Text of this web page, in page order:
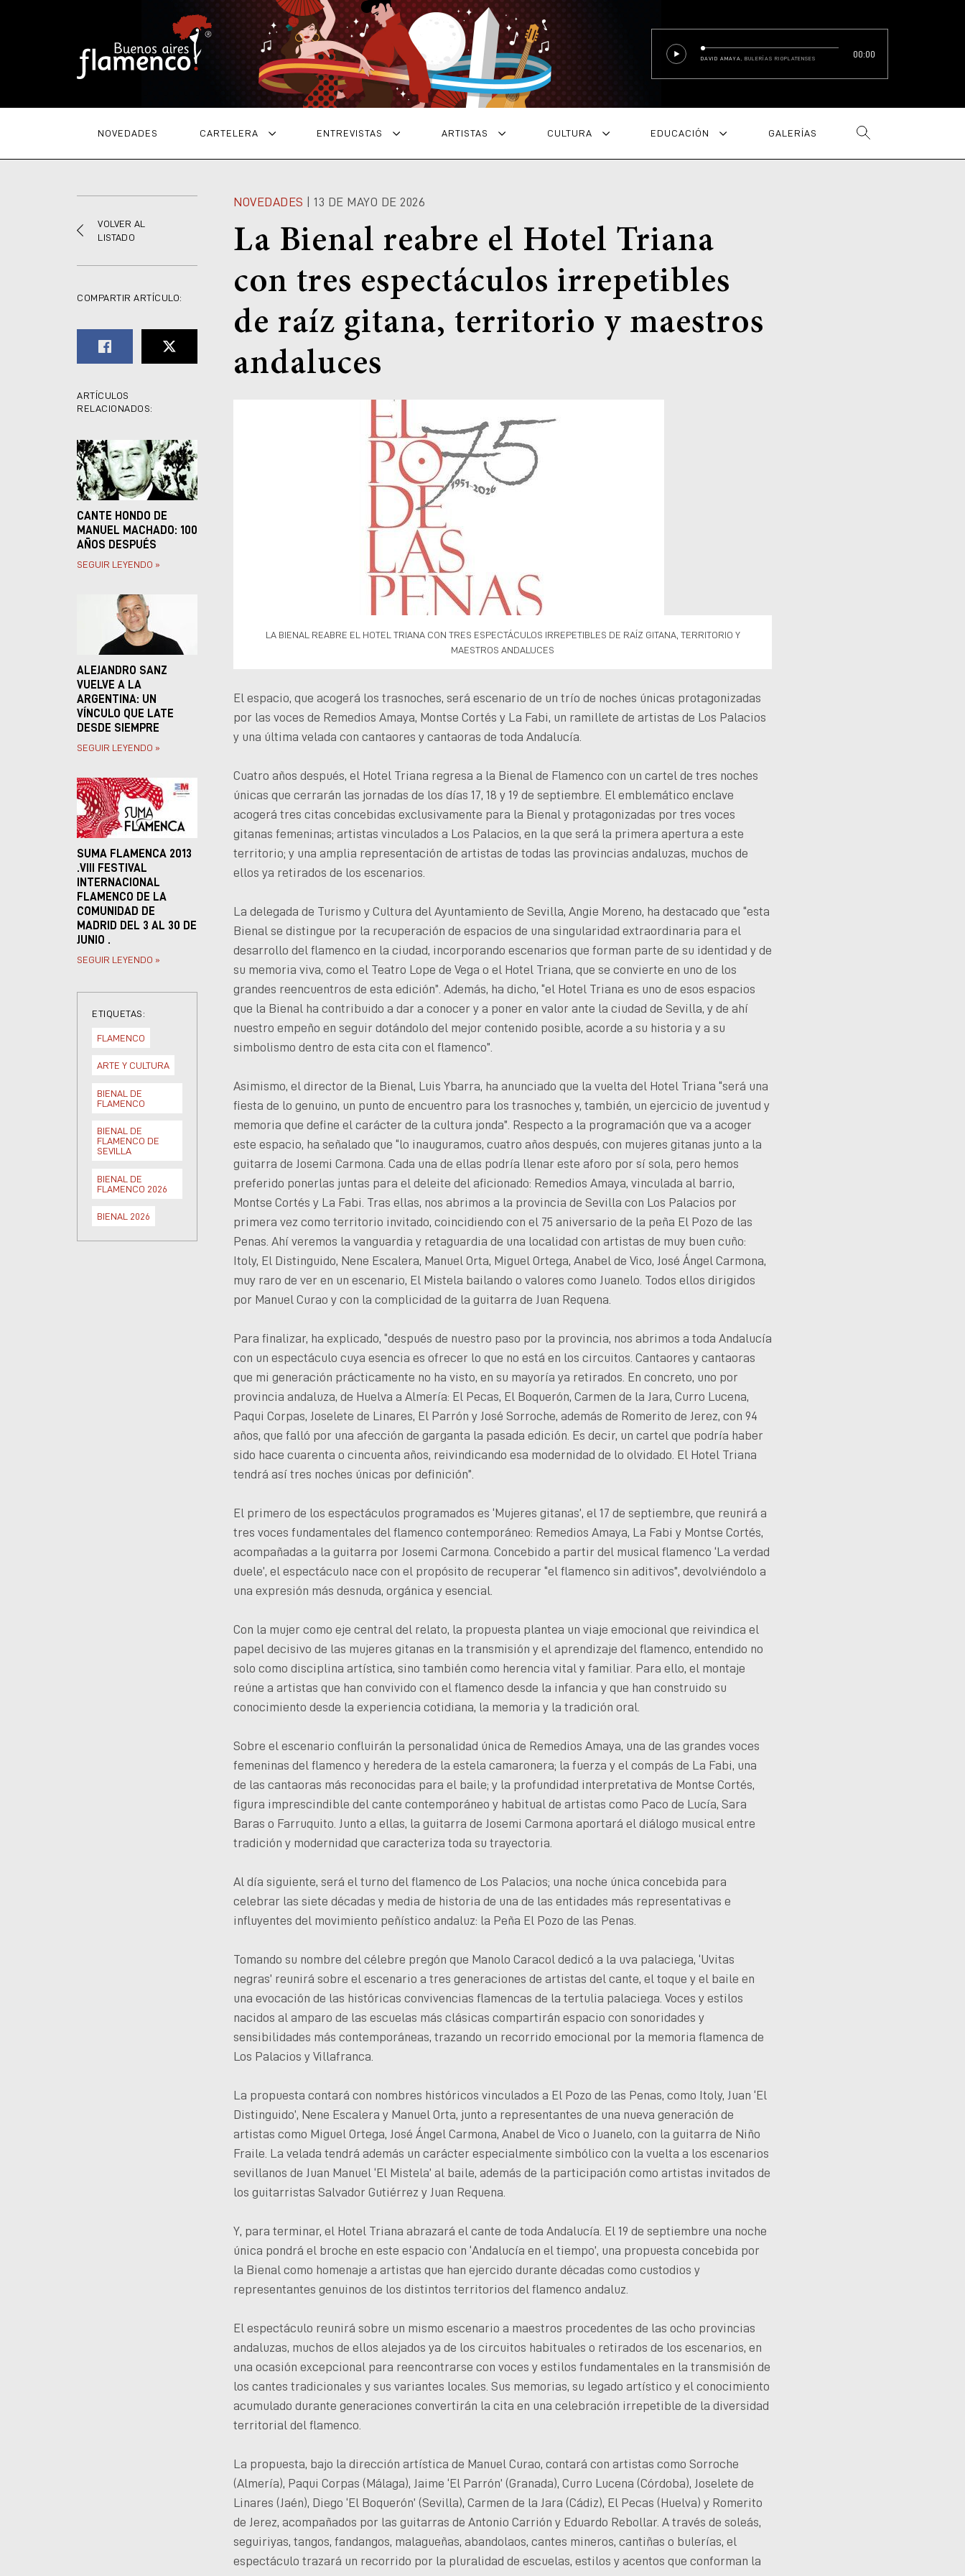
DAVID AMAYA , BULERÍAS RIOPLATENSES 00:00
NOVEDADES CARTELERA ENTREVISTAS ARTISTAS CULTURA EDUCACIÓN GALERÍAS
NOVEDADES | 13 DE MAYO DE 2026
La Bienal reabre el Hotel Triana
con tres espectáculos irrepetibles
de raíz gitana, territorio y maestros
andaluces
LA BIENAL REABRE EL HOTEL TRIANA CON TRES ESPECTÁCULOS IRREPETIBLES DE RAÍZ GITANA, TERRITORIO Y
MAESTROS ANDALUCES
El espacio, que acogerá los trasnoches, será escenario de un trío de noches únicas protagonizadas
por las voces de Remedios Amaya, Montse Cortés y La Fabi, un ramillete de artistas de Los Palacios
y una última velada con cantaores y cantaoras de toda Andalucía.
Cuatro años después, el Hotel Triana regresa a la Bienal de Flamenco con un cartel de tres noches
únicas que cerrarán las jornadas de los días 17, 18 y 19 de septiembre. El emblemático enclave
acogerá tres citas concebidas exclusivamente para la Bienal y protagonizadas por tres voces
gitanas femeninas; artistas vinculados a Los Palacios, en la que será la primera apertura a este
territorio; y una amplia representación de artistas de todas las provincias andaluzas, muchos de
ellos ya retirados de los escenarios.
La delegada de Turismo y Cultura del Ayuntamiento de Sevilla, Angie Moreno, ha destacado que “esta
Bienal se distingue por la recuperación de espacios de una singularidad extraordinaria para el
desarrollo del flamenco en la ciudad, incorporando escenarios que forman parte de su identidad y de
su memoria viva, como el Teatro Lope de Vega o el Hotel Triana, que se convierte en uno de los
grandes reencuentros de esta edición”. Además, ha dicho, “el Hotel Triana es uno de esos espacios
que la Bienal ha contribuido a dar a conocer y a poner en valor ante la ciudad de Sevilla, y de ahí
nuestro empeño en seguir dotándolo del mejor contenido posible, acorde a su historia y a su
simbolismo dentro de esta cita con el flamenco”.
Asimismo, el director de la Bienal, Luis Ybarra, ha anunciado que la vuelta del Hotel Triana “será una
fiesta de lo genuino, un punto de encuentro para los trasnoches y, también, un ejercicio de juventud y
memoria que define el carácter de la cultura jonda”. Respecto a la programación que va a acoger
este espacio, ha señalado que “lo inauguramos, cuatro años después, con mujeres gitanas junto a la
guitarra de Josemi Carmona. Cada una de ellas podría llenar este aforo por sí sola, pero hemos
preferido ponerlas juntas para el deleite del aficionado: Remedios Amaya, vinculada al barrio,
Montse Cortés y La Fabi. Tras ellas, nos abrimos a la provincia de Sevilla con Los Palacios por
primera vez como territorio invitado, coincidiendo con el 75 aniversario de la peña El Pozo de las
Penas. Ahí veremos la vanguardia y retaguardia de una localidad con artistas de muy buen cuño:
Itoly, El Distinguido, Nene Escalera, Manuel Orta, Miguel Ortega, Anabel de Vico, José Ángel Carmona,
muy raro de ver en un escenario, El Mistela bailando o valores como Juanelo. Todos ellos dirigidos
por Manuel Curao y con la complicidad de la guitarra de Juan Requena.
Para finalizar, ha explicado, “después de nuestro paso por la provincia, nos abrimos a toda Andalucía
con un espectáculo cuya esencia es ofrecer lo que no está en los circuitos. Cantaores y cantaoras
que mi generación prácticamente no ha visto, en su mayoría ya retirados. En concreto, uno por
provincia andaluza, de Huelva a Almería: El Pecas, El Boquerón, Carmen de la Jara, Curro Lucena,
Paqui Corpas, Joselete de Linares, El Parrón y José Sorroche, además de Romerito de Jerez, con 94
años, que falló por una afección de garganta la pasada edición. Es decir, un cartel que podría haber
sido hace cuarenta o cincuenta años, reivindicando esa modernidad de lo olvidado. El Hotel Triana
tendrá así tres noches únicas por definición”.
El primero de los espectáculos programados es ‘Mujeres gitanas’, el 17 de septiembre, que reunirá a
tres voces fundamentales del flamenco contemporáneo: Remedios Amaya, La Fabi y Montse Cortés,
acompañadas a la guitarra por Josemi Carmona. Concebido a partir del musical flamenco ‘La verdad
duele’, el espectáculo nace con el propósito de recuperar “el flamenco sin aditivos”, devolviéndolo a
una expresión más desnuda, orgánica y esencial.
Con la mujer como eje central del relato, la propuesta plantea un viaje emocional que reivindica el
papel decisivo de las mujeres gitanas en la transmisión y el aprendizaje del flamenco, entendido no
solo como disciplina artística, sino también como herencia vital y familiar. Para ello, el montaje
reúne a artistas que han convivido con el flamenco desde la infancia y que han construido su
conocimiento desde la experiencia cotidiana, la memoria y la tradición oral.
Sobre el escenario confluirán la personalidad única de Remedios Amaya, una de las grandes voces
femeninas del flamenco y heredera de la estela camaronera; la fuerza y el compás de La Fabi, una
de las cantaoras más reconocidas para el baile; y la profundidad interpretativa de Montse Cortés,
figura imprescindible del cante contemporáneo y habitual de artistas como Paco de Lucía, Sara
Baras o Farruquito. Junto a ellas, la guitarra de Josemi Carmona aportará el diálogo musical entre
tradición y modernidad que caracteriza toda su trayectoria.
Al día siguiente, será el turno del flamenco de Los Palacios; una noche única concebida para
celebrar las siete décadas y media de historia de una de las entidades más representativas e
influyentes del movimiento peñístico andaluz: la Peña El Pozo de las Penas.
Tomando su nombre del célebre pregón que Manolo Caracol dedicó a la uva palaciega, ‘Uvitas
negras’ reunirá sobre el escenario a tres generaciones de artistas del cante, el toque y el baile en
una evocación de las históricas convivencias flamencas de la tertulia palaciega. Voces y estilos
nacidos al amparo de las escuelas más clásicas compartirán espacio con sonoridades y
sensibilidades más contemporáneas, trazando un recorrido emocional por la memoria flamenca de
Los Palacios y Villafranca.
La propuesta contará con nombres históricos vinculados a El Pozo de las Penas, como Itoly, Juan ‘El
Distinguido’, Nene Escalera y Manuel Orta, junto a representantes de una nueva generación de
artistas como Miguel Ortega, José Ángel Carmona, Anabel de Vico o Juanelo, con la guitarra de Niño
Fraile. La velada tendrá además un carácter especialmente simbólico con la vuelta a los escenarios
sevillanos de Juan Manuel ‘El Mistela’ al baile, además de la participación como artistas invitados de
los guitarristas Salvador Gutiérrez y Juan Requena.
Y, para terminar, el Hotel Triana abrazará el cante de toda Andalucía. El 19 de septiembre una noche
única pondrá el broche en este espacio con ‘Andalucía en el tiempo’, una propuesta concebida por
la Bienal como homenaje a artistas que han ejercido durante décadas como custodios y
representantes genuinos de los distintos territorios del flamenco andaluz.
El espectáculo reunirá sobre un mismo escenario a maestros procedentes de las ocho provincias
andaluzas, muchos de ellos alejados ya de los circuitos habituales o retirados de los escenarios, en
una ocasión excepcional para reencontrarse con voces y estilos fundamentales en la transmisión de
los cantes tradicionales y sus variantes locales. Sus memorias, su legado artístico y el conocimiento
acumulado durante generaciones convertirán la cita en una celebración irrepetible de la diversidad
territorial del flamenco.
La propuesta, bajo la dirección artística de Manuel Curao, contará con artistas como Sorroche
(Almería), Paqui Corpas (Málaga), Jaime ‘El Parrón’ (Granada), Curro Lucena (Córdoba), Joselete de
Linares (Jaén), Diego ‘El Boquerón’ (Sevilla), Carmen de la Jara (Cádiz), El Pecas (Huelva) y Romerito
de Jerez, acompañados por las guitarras de Antonio Carrión y Eduardo Rebollar. A través de soleás,
seguiriyas, tangos, fandangos, malagueñas, abandolaos, cantes mineros, cantiñas o bulerías, el
espectáculo trazará un recorrido por la pluralidad de escuelas, estilos y acentos que conforman la
VOLVER AL
LISTADO
COMPARTIR ARTÍCULO:
ARTÍCULOS
RELACIONADOS:
CANTE HONDO DE
MANUEL MACHADO: 100
AÑOS DESPUÉS
SEGUIR LEYENDO »
ALEJANDRO SANZ
VUELVE A LA
ARGENTINA: UN
VÍNCULO QUE LATE
DESDE SIEMPRE
SEGUIR LEYENDO »
SUMA FLAMENCA 2013
.VIII FESTIVAL
INTERNACIONAL
FLAMENCO DE LA
COMUNIDAD DE
MADRID DEL 3 AL 30 DE
JUNIO .
SEGUIR LEYENDO »
ETIQUETAS:
FLAMENCO
ARTE Y CULTURA
BIENAL DE
FLAMENCO
BIENAL DE
FLAMENCO DE
SEVILLA
BIENAL DE
FLAMENCO 2026
BIENAL 2026